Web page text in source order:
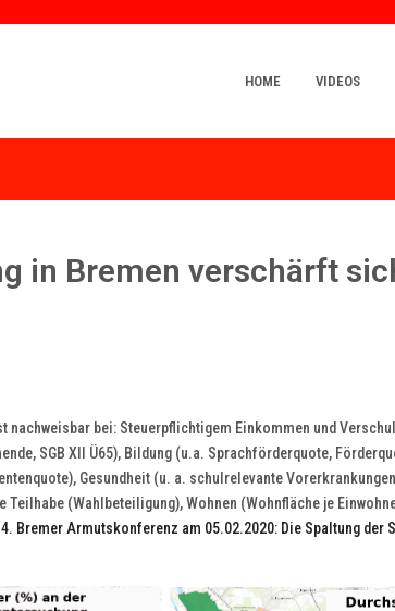
HOME VIDEOS
in Bremen verschärft
nachweisbar bei: Steuerpflichtigem Einkommen und
SGB XII Ü65), Bildung (u.a. Sprachförderquote,
Gesundheit (u. a. schulrelevante
(Wahlbeteiligung), Wohnen (Wohnfläche je
Bremer Armutskonferenz am 05.02.2020: Die Spaltung der